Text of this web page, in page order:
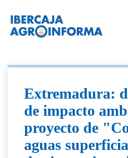
Extremadura:
de impacto
proyecto de
aguas